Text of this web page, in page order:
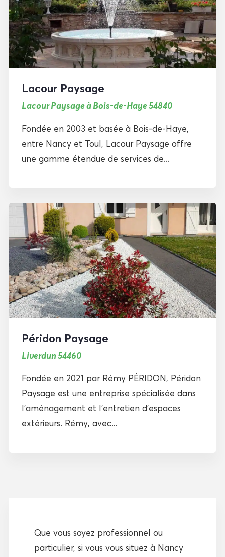
Lacour Paysage
Lacour Paysage à Bois-de-Haye 54840
Fondée en 2003 et basée à Bois-de-Haye,
entre Nancy et Toul, Lacour Paysage offre
une gamme étendue de services de...
Péridon Paysage
Liverdun 54460
Fondée en 2021 par Rémy PÉRIDON, Péridon
Paysage est une entreprise spécialisée dans
l’aménagement et l’entretien d’espaces
extérieurs. Rémy, avec...
Que vous soyez professionnel ou
particulier, si vous vous situez à Nancy